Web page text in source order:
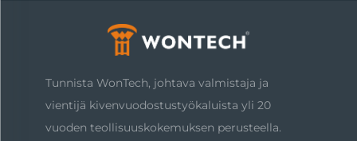
Tunnista WonTech, johtava valmistaja ja
vientijä kivenvuodostustyökaluista yli 20
vuoden teollisuuskokemuksen perusteella.